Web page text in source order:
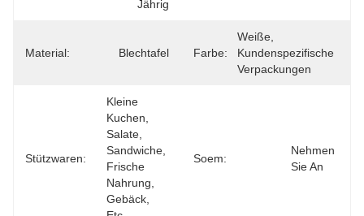
Jährig
Material: Blechtafel Farbe:
Weiße,
Kundenspezifische
Verpackungen
Stützwaren:
Kleine
Kuchen,
Salate,
Sandwiche,
Frische
Nahrung,
Gebäck,
Soem:
Nehmen
Sie An